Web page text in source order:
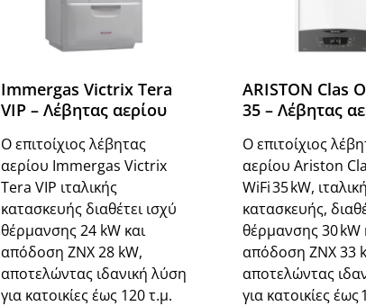
Immergas Victrix Tera
VIP – Λέβητας αερίου
Ο επιτοίχιος λέβητας
αερίου Immergas Victrix
Tera VIP ιταλικής
κατασκευής διαθέτει ισχύ
θέρμανσης 24 kW και
απόδοση ΖΝΧ 28 kW,
αποτελώντας ιδανική λύση
για κατοικίες έως 120 τ.μ.
ARISTON Clas
35 – Λέβητας
Ο επιτοίχιος
αερίου Ariston
WiFi 35 kW,
κατασκευής,
θέρμανσης 30 kW
απόδοση ΖΝΧ 33
αποτελώντας
για κατοικίες έως